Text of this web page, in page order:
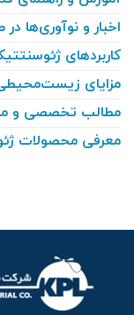
اخبار و نوآوری‌ها
کاربردهای
مزایای
مطالب تخصصی و
معرفی محصولات